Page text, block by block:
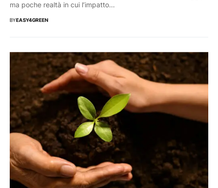
ma poche realtà in cui l’impatto...
BYEASY4GREEN